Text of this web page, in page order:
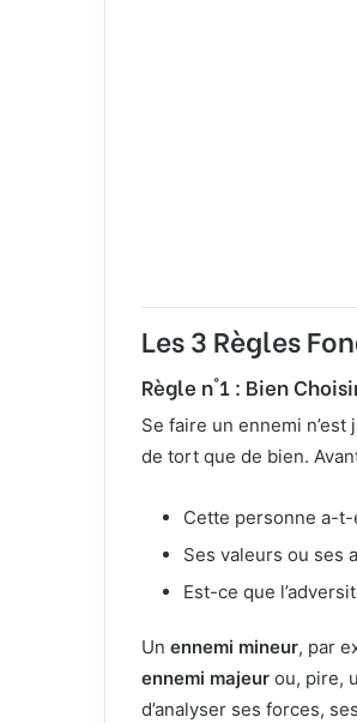
Les 3 Règles
Règle n°1 : Bien
Se faire un ennemi
de tort que de bien.
Cette personne a-
Ses valeurs ou ses
Est-ce que
Un ennemi mineur, par
ennemi majeur ou, pire,
d’analyser ses forces,